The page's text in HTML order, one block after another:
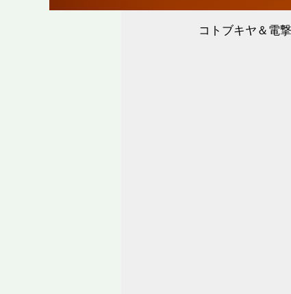
コトブキヤ＆電